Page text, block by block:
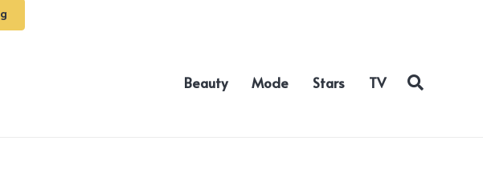
Beauty Mode Stars TV